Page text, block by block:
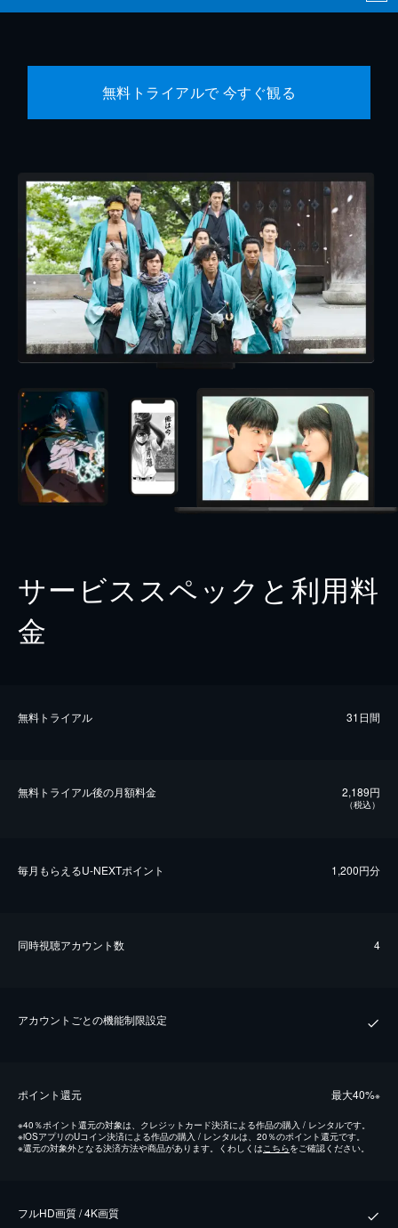
無料トライアルで 今すぐ観る
サービススペックと利用料
金
無料トライアル 31日間
無料トライアル後の⽉額料金 2,189円
（税込）
毎⽉もらえるU-NEXTポイント 1,200円分
同時視聴アカウント数 4
アカウントごとの機能制限設定
ポイント還元 最⼤40%※
※40％ポイント還元の対象は、クレジットカード決済による作品の購入 / レンタルです。
※iOSアプリのUコイン決済による作品の購入 / レンタルは、20％のポイント還元です。
※還元の対象外となる決済方法や商品があります。くわしくはこちらをご確認ください。
フルHD画質 / 4K画質